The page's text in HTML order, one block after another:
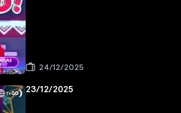
24/12/2025
23/12/2025